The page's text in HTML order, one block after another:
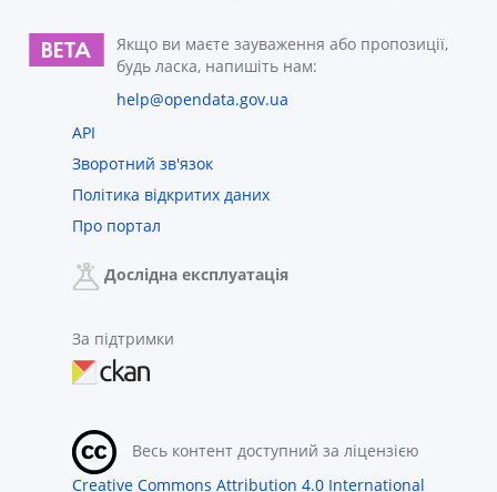
Якщо ви маєте зауваження або пропозиції,
будь ласка, напишіть нам:
help@opendata.gov.ua
API
Зворотний зв'язок
Політика відкритих даних
Про портал
Дослідна експлуатація
За підтримки
Весь контент доступний за ліцензією
Creative Commons Attribution 4.0 International